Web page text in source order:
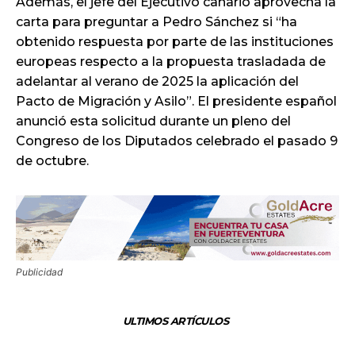
carta para preguntar a Pedro Sánchez si “ha
obtenido respuesta por parte de las instituciones
europeas respecto a la propuesta trasladada de
adelantar al verano de 2025 la aplicación del
Pacto de Migración y Asilo”. El presidente español
anunció esta solicitud durante un pleno del
Congreso de los Diputados celebrado el pasado 9
de octubre.
Publicidad
ULTIMOS ARTÍCULOS